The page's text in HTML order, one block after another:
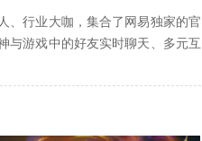
行业大咖，集合了网易独家的官
与游戏中的好友实时聊天、多元互